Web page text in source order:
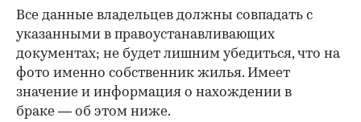
Все данные владельцев должны совпадать с
указанными в правоустанавливающих
документах; не будет лишним убедиться, что на
фото именно собственник жилья. Имеет
значение и информация о нахождении в
браке — об этом ниже.